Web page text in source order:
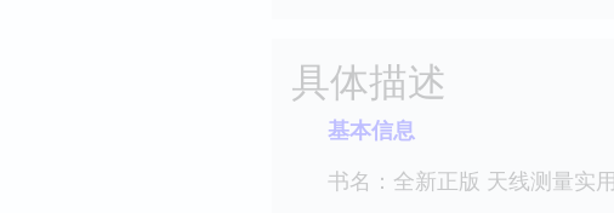
具体描述
基本信息
书名：全新正版 天线测量实